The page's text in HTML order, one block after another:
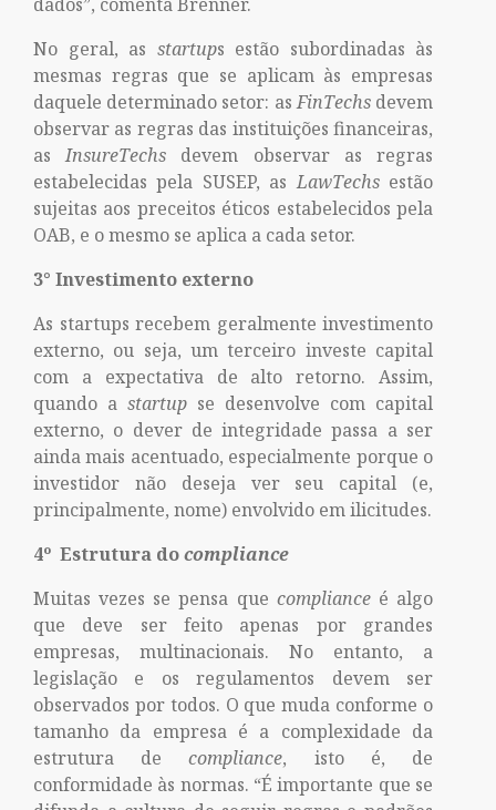
No geral, as startups estão subordinadas às
mesmas regras que se aplicam às empresas
daquele determinado setor: asFinTechsdevem
observar as regras das instituições financeiras,
asInsureTechs devem observar as regras
estabelecidas pela SUSEP, asLawTechsestão
sujeitas aos preceitos éticos estabelecidos pela
OAB, e o mesmo se aplica a cada setor.
3° Investimento externo
As startups recebem geralmente investimento
externo, ou seja, um terceiro investe capital
com a expectativa de alto retorno. Assim,
quando astartup se desenvolve com capital
externo, o dever de integridade passa a ser
ainda mais acentuado, especialmente porque o
investidor não deseja ver seu capital (e,
principalmente, nome) envolvido em ilicitudes.
4º Estrutura docompliance
Muitas vezes se pensa que complianceé algo
que deve ser feito apenas por grandes
empresas, multinacionais. No entanto, a
legislação e os regulamentos devem ser
observados por todos. O que muda conforme o
tamanho da empresa é a complexidade da
estrutura decompliance, isto é, de
conformidade às normas. “É importante que se